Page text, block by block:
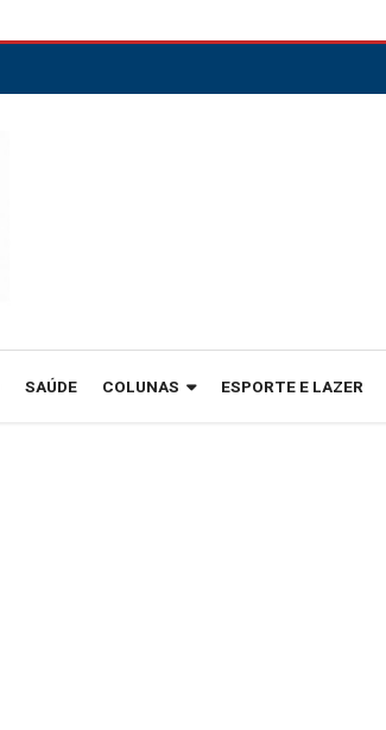
SAÚDE COLUNAS ESPORTE E LAZER